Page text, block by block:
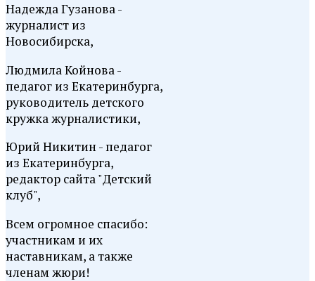
Надежда Гузанова -
журналист из
Новосибирска,
Людмила Койнова -
педагог из Екатеринбурга,
руководитель детского
кружка журналистики,
Юрий Никитин - педагог
из Екатеринбурга,
редактор сайта "Детский
клуб",
Всем огромное спасибо:
участникам и их
наставникам, а также
членам жюри!